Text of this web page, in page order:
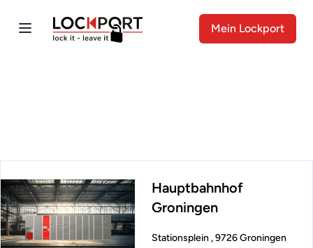
Mein Lockport
Hauptbahnhof
Groningen
Stationsplein , 9726 Groningen